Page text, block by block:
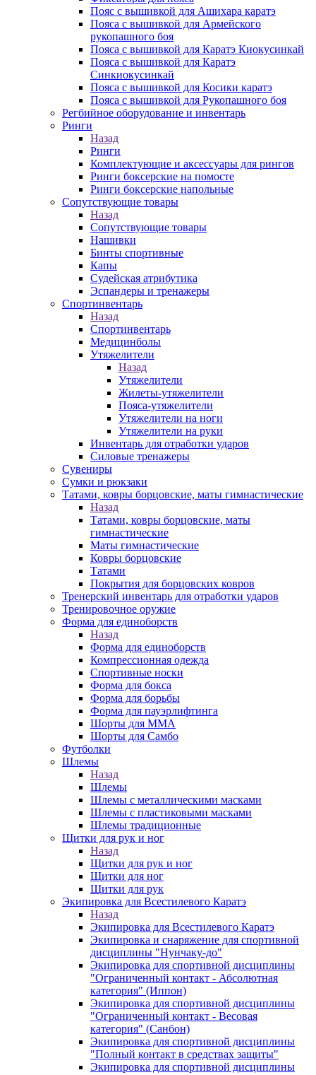
Пояс с вышивкой для Ашихара каратэ
Пояса с вышивкой для Армейского
рукопашного боя
Пояса с вышивкой для Каратэ Киокусинкай
Пояса с вышивкой для Каратэ
Синкиокусинкай
Пояса с вышивкой для Косики каратэ
Пояса с вышивкой для Рукопашного боя
Регбийное оборудование и инвентарь
Ринги
Назад
Ринги
Комплектующие и аксессуары для рингов
Ринги боксерские на помосте
Ринги боксерские напольные
Сопутствующие товары
Назад
Сопутствующие товары
Нашивки
Бинты спортивные
Капы
Судейская атрибутика
Эспандеры и тренажеры
Спортинвентарь
Назад
Спортинвентарь
Медицинболы
Утяжелители
Назад
Утяжелители
Жилеты-утяжелители
Пояса-утяжелители
Утяжелители на ноги
Утяжелители на руки
Инвентарь для отработки ударов
Силовые тренажеры
Сувениры
Сумки и рюкзаки
Татами, ковры борцовские, маты гимнастические
Назад
Татами, ковры борцовские, маты
гимнастические
Маты гимнастические
Ковры борцовские
Татами
Покрытия для борцовских ковров
Тренерский инвентарь для отработки ударов
Тренировочное оружие
Форма для единоборств
Назад
Форма для единоборств
Компрессионная одежда
Спортивные носки
Форма для бокса
Форма для борьбы
Форма для пауэрлифтинга
Шорты для ММА
Шорты для Самбо
Футболки
Шлемы
Назад
Шлемы
Шлемы с металлическими масками
Шлемы с пластиковыми масками
Шлемы традиционные
Щитки для рук и ног
Назад
Щитки для рук и ног
Щитки для ног
Щитки для рук
Экипировка для Всестилевого Каратэ
Назад
Экипировка для Всестилевого Каратэ
Экипировка и снаряжение для спортивной
дисциплины "Нунчаку-до"
Экипировка для спортивной дисциплины
"Ограниченный контакт - Абсолютная
категория" (Иппон)
Экипировка для спортивной дисциплины
"Ограниченный контакт - Весовая
категория" (Санбон)
Экипировка для спортивной дисциплины
"Полный контакт в средствах защиты"
Экипировка для спортивной дисциплины